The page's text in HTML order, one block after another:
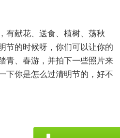
有献花、送食、植树、荡秋
节的时候呀，你们可以让你的
青、春游，并拍下一些照片来
下你是怎么过清明节的，好不